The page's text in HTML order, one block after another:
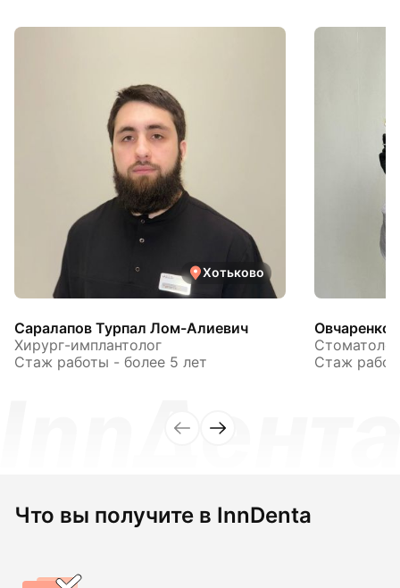
Хотьково
Саралапов Турпал Лом-Алиевич
Хирург-имплантолог
Стаж работы - более 5 лет
Овчаренко
Стаж
Что вы получите в InnDenta